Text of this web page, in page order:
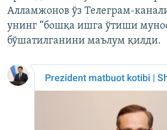
Алламжонов ўз Телеграм-
унинг “бошқа ишга ўтиши
бўшатилганини маълум қилди.